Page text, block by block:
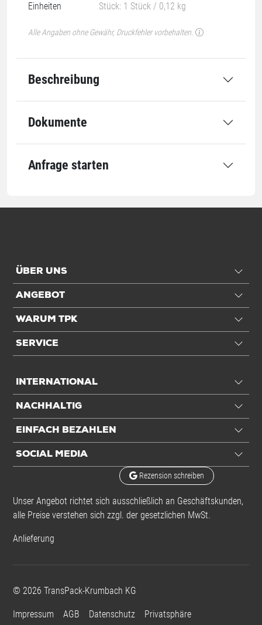
Einheiten Stück: 1 Stück / 0,12 kg
Alle Angaben ohne Gewähr, Druckfehler vorbehalten.
Beschreibung
Dokumente
Anfrage starten
ÜBER UNS
ANGEBOT
WARUM TPK
SERVICE
INTERNATIONAL
NACHHALTIG
EINFACH BEZAHLEN
SOCIAL MEDIA
Rezension schreiben
Unser Angebot richtet sich ausschließlich an Geschäftskunden,
alle Preise verstehen sich zzgl. der gesetzlichen MwSt.
Anlieferung
© 2026 TransPack-Krumbach KG
Impressum AGB Datenschutz Privatsphäre